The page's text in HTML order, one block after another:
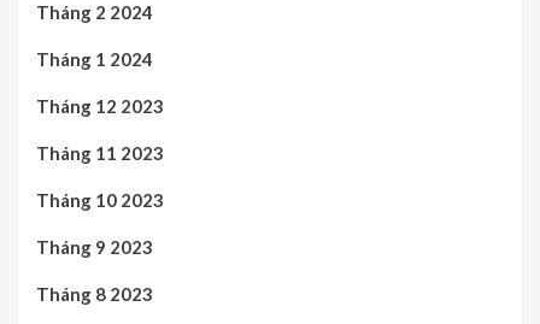
Tháng 2 2024
Tháng 1 2024
Tháng 12 2023
Tháng 11 2023
Tháng 10 2023
Tháng 9 2023
Tháng 8 2023